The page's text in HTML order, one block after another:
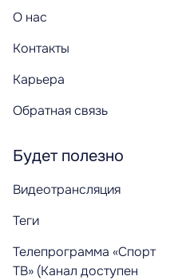
О нас
Контакты
Карьера
Обратная связь
Будет полезно
Видеотрансляция
Теги
Телепрограмма «Спорт
ТВ» (Канал доступен